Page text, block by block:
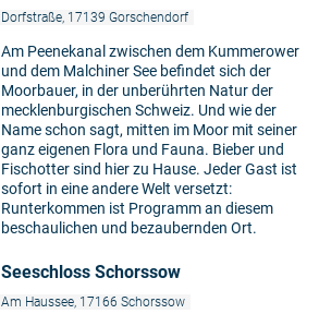
Dorfstraße, 17139 Gorschendorf
Am Peenekanal zwischen dem Kummerower
und dem Malchiner See befindet sich der
Moorbauer, in der unberührten Natur der
mecklenburgischen Schweiz. Und wie der
Name schon sagt, mitten im Moor mit seiner
ganz eigenen Flora und Fauna. Bieber und
Fischotter sind hier zu Hause. Jeder Gast ist
sofort in eine andere Welt versetzt:
Runterkommen ist Programm an diesem
beschaulichen und bezaubernden Ort.
Seeschloss Schorssow
Am Haussee, 17166 Schorssow